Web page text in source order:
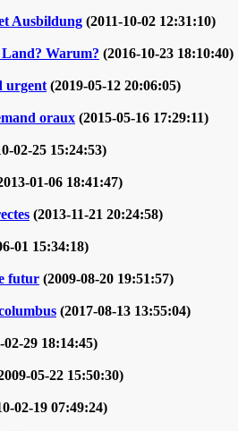
Ausbildung (2011-10-02 12:31:10)
Warum? (2016-10-23 18:10:40)
urgent (2019-05-12 20:06:05)
oraux (2015-05-16 17:29:11)
02-25 15:24:53)
01-06 18:41:47)
(2013-11-21 20:24:58)
01 15:34:18)
futur (2009-08-20 19:51:57)
(2017-08-13 13:55:04)
02-29 18:14:45)
05-22 15:50:30)
02-19 07:49:24)